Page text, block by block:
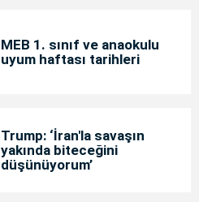
MEB 1. sınıf ve anaokulu
uyum haftası tarihleri
Trump: ‘İran'la savaşın
yakında biteceğini
düşünüyorum’